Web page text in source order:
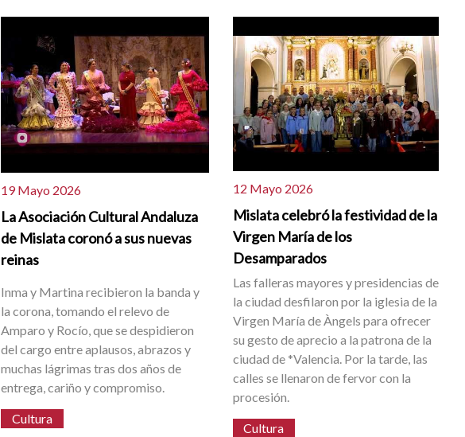
19 Mayo 2026
La Asociación Cultural Andaluza
de Mislata coronó a sus nuevas
reinas
Inma y Martina recibieron la banda y
la corona, tomando el relevo de
Amparo y Rocío, que se despidieron
del cargo entre aplausos, abrazos y
muchas lágrimas tras dos años de
entrega, cariño y compromiso.
Cultura
12 Mayo 2026
Mislata celebró la festividad de la
Virgen María de los
Desamparados
Las falleras mayores y presidencias de
la ciudad desfilaron por la iglesia de la
Virgen María de Àngels para ofrecer
su gesto de aprecio a la patrona de la
ciudad de *Valencia. Por la tarde, las
calles se llenaron de fervor con la
procesión.
Cultura